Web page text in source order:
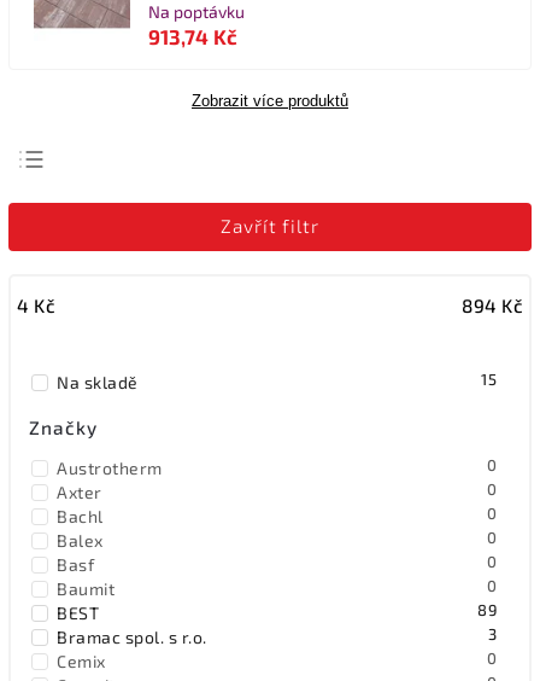
Na poptávku
913,74 Kč
Zobrazit více produktů
Nejlevnější
Zavřít filtr
4 Kč 894 Kč
Na skladě 15
Značky
Austrotherm 0
Axter 0
Bachl 0
Balex 0
Basf 0
Baumit 0
BEST 89
Bramac spol. s r.o. 3
Cemix 0